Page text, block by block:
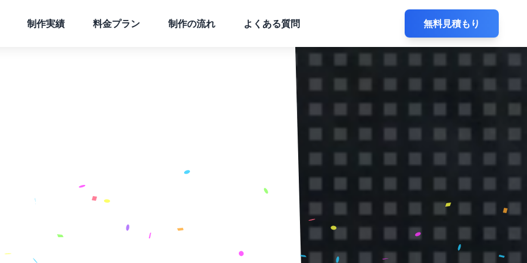
制作実績 料金プラン 制作の流れ よくある質問 無料見積もり